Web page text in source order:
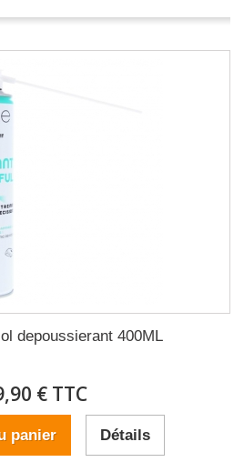
depoussierant 400ML
€ TTC
panier Détails